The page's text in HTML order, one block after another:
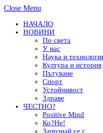
Close Menu
НАЧАЛО
НОВИНИ
По света
У нас
Наука и
Култура и история
Пътуване
Спорт
Устойчивост
Здраве
ЧЕСТНО?
Positive Mind
Ко?Не!
Запознай се с